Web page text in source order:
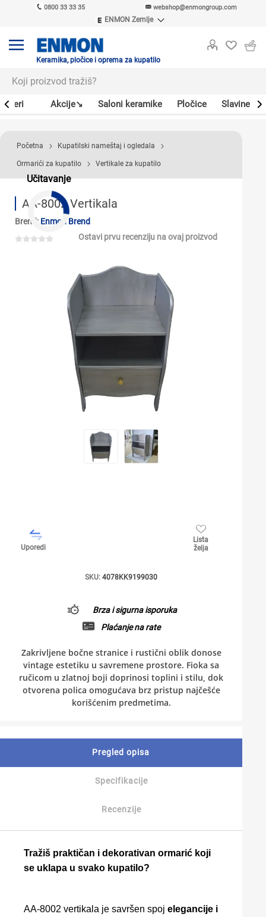
0800 33 33 35 webshop@enmongroup.com
ENMON Zemlje
ENMON MKD
Keramika, pločice i oprema za kupatilo
Akcije↘ Saloni keramike Pločice Slavine
Učitavanje
Početna Kupatilski nameštaj i ogledala
Ormarići za kupatilo Vertikale za kupatilo
AA-8002 Vertikala
Brend: Enmon Brend
Ostavi prvu recenziju na ovaj proizvod
Uporedi
Lista
želja
SKU: 4078KK9199030
Brza i sigurna isporuka
Plaćanje na rate
Zakrivljene bočne stranice i rustični oblik donose
vintage estetiku u savremene prostore. Fioka sa
ručicom u zlatnoj boji doprinosi toplini i stilu, dok
otvorena polica omogućava brz pristup najčešće
korišćenim predmetima.
Pregled opisa
Specifikacije
Recenzije
Tražiš praktičan i dekorativan ormarić koji
se uklapa u svako kupatilo?
AA-8002 vertikala je savršen spoj elegancije i